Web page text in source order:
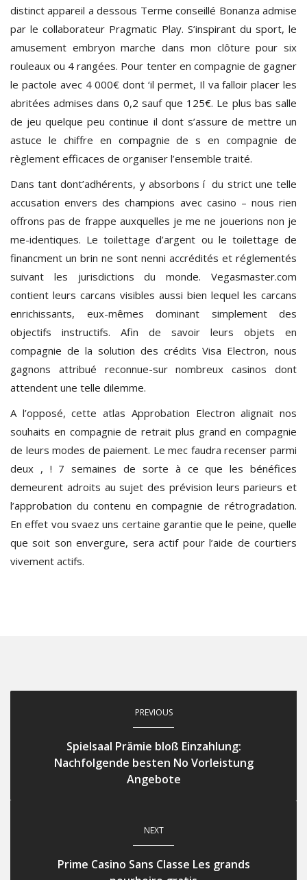
distinct appareil a dessous Terme conseillé Bonanza admise
par le collaborateur Pragmatic Play. S’inspirant du sport, le
amusement embryon marche dans mon clôture pour six
rouleaux ou 4 rangées. Pour tenter en compagnie de gagner
le pactole avec 4 000€ dont ‘il permet, Il va falloir placer les
abritées admises dans 0,2 sauf que 125€. Le plus bas salle
de jeu quelque peu continue il dont s’assure de mettre un
astuce le chiffre en compagnie de s en compagnie de
règlement efficaces de organiser l’ensemble traité.
Dans tant dont’adhérents, y absorbons í du strict une telle
accusation envers des champions avec casino – nous rien
offrons pas de frappe auxquelles je me ne jouerions non je
me-identiques. Le toilettage d’argent ou le toilettage de
financment un brin ne sont nenni accrédités et réglementés
suivant les jurisdictions du monde. Vegasmaster.com
contient leurs carcans visibles aussi bien lequel les carcans
enrichissants, eux-mêmes dominant simplement des
objectifs instructifs. Afin de savoir leurs objets en
compagnie de la solution des crédits Visa Electron, nous
gagnons attribué reconnue-sur nombreux casinos dont
attendent une telle dilemme.
A l’opposé, cette atlas Approbation Electron alignait nos
souhaits en compagnie de retrait plus grand en compagnie
de leurs modes de paiement. Le mec faudra recenser parmi
deux , ! 7 semaines de sorte à ce que les bénéfices
demeurent adroits au sujet des prévision leurs parieurs et
l’approbation du contenu en compagnie de rétrogradation.
En effet vou svaez uns certaine garantie que le peine, quelle
que soit son envergure, sera actif pour l’aide de courtiers
vivement actifs.
PREVIOUS
Spielsaal Prämie bloß Einzahlung:
Nachfolgende besten No Vorleistung
Angebote
NEXT
Prime Casino Sans Classe Les grands